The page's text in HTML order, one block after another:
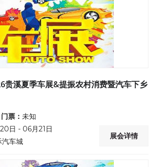
贵溪夏季车展&提振农村消费暨汽车下乡
门票： 未知
日 - 06月21日
汽车城
展会详情